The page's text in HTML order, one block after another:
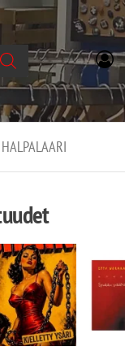
HALPALAARI